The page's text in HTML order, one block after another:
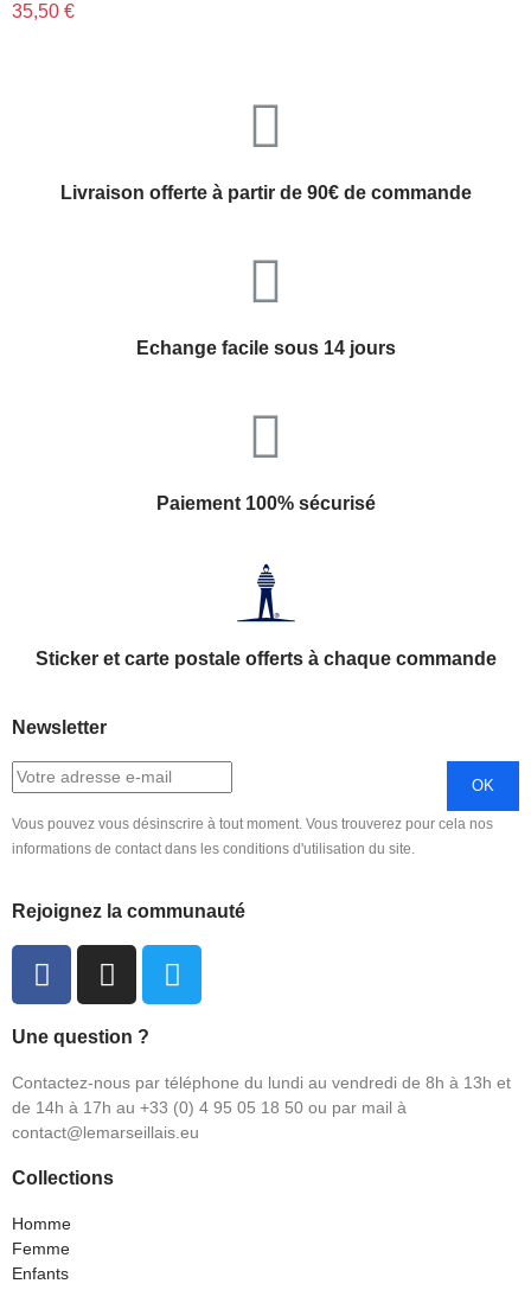
35,50 €
Livraison offerte à partir de 90€ de commande
Echange facile sous 14 jours
Paiement 100% sécurisé
Sticker et carte postale offerts à chaque commande
Newsletter
Vous pouvez vous désinscrire à tout moment. Vous trouverez pour cela nos
informations de contact dans les conditions d'utilisation du site.
Rejoignez la communauté
Une question ?
Contactez-nous par téléphone du lundi au vendredi de 8h à 13h et
de 14h à 17h au +33 (0) 4 95 05 18 50 ou par mail à
contact@lemarseillais.eu
Collections
Homme
Femme
Enfants